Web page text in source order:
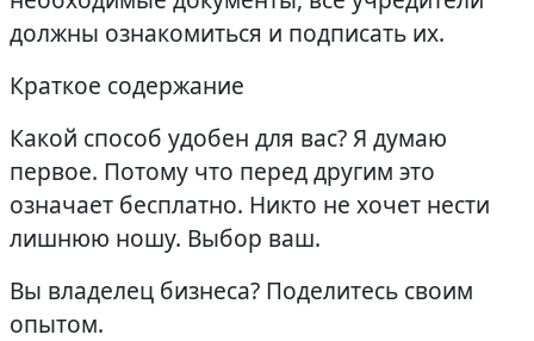
должны ознакомиться и подписать их.
Краткое содержание
Какой способ удобен для вас? Я думаю
первое. Потому что перед другим это
означает бесплатно. Никто не хочет нести
лишнюю ношу. Выбор ваш.
Вы владелец бизнеса? Поделитесь своим
опытом.